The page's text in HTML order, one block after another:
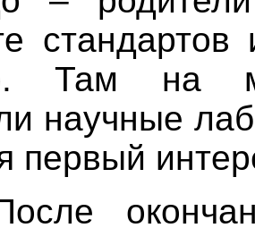
Там на
научные
первый